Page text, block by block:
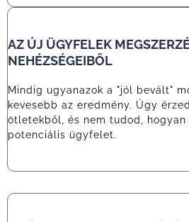
AZ ÚJ ÜGYFELEK
NEHÉZSÉGEIBŐL
Mindig ugyanazok a "jól bevált"
kevesebb az eredmény. Úgy
ötletekből, és nem tudod,
potenciális ügyfelet.